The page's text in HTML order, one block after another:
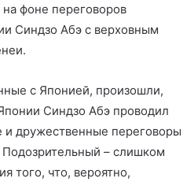
фоне переговоров
Синдзо Абэ с верховным
с Японией, произошли,
Синдзо Абэ проводил
и дружественные переговоры
– слишком
того, что, вероятно,